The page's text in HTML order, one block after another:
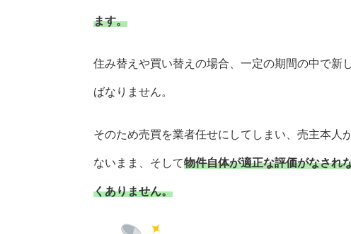
ます。
住み替えや買い替えの場合、一定の期間の中で新
ばなりません。
そのため売買を業者任せにしてしまい、売主本人
ないまま、そして物件自体が適正な評価がなされ
くありません。